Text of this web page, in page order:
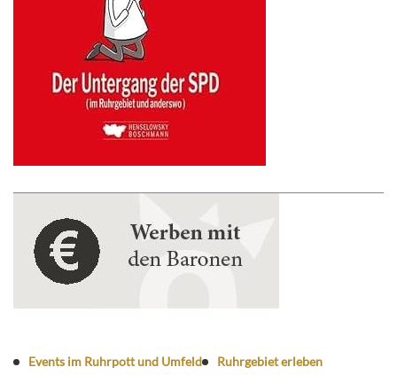
Events im Ruhrpott und Umfeld Ruhrgebiet erleben